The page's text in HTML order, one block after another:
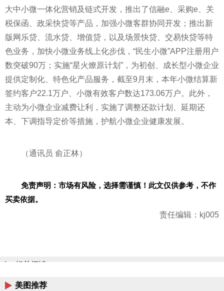
大中小微一体化营销及链式开发，推出了信融e、采购e、关
税保函、政采快贷等产品，加强小微客群协同开发；推出新
版网乐贷、流水贷、增值贷，以及场景快贷、交易快贷等特
色业务，加快小微业务线上化步伐，“民生小微”APP注册用户
数突破90万；实施“星火燎原计划”，为初创、成长型小微企业
提供定制化、特色化产品服务，截至9月末，本年小微结算新
签约客户22.1万户、小微有效客户数达173.06万户。此外，
主动为小微企业减费让利，实施了调整还款计划、延期还
本、下调指导定价等措施，护航小微企业健康发展。
（通讯员 俞正林）
免责声明：市场有风险，选择需谨慎！此文仅供参考，不作
买卖依据。
责任编辑：kj005
相关阅读
美图推荐